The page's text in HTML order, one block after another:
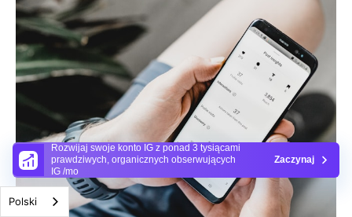
Rozwijaj swoje konto IG z ponad 3 tysiącami
prawdziwych, organicznych obserwujących
IG /mo
Zaczynaj
Polski